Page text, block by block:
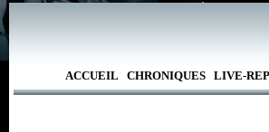
ACCUEIL CHRONIQUES LIVE-